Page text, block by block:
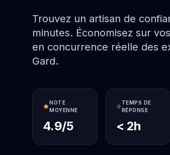
Trouvez un artisan de
minutes. Économisez sur
en concurrence réelle des
Gard.
NOTE
MOYENNE
4.9/5
TEMPS DE
RÉPONSE
< 2h